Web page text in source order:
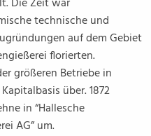
technische und
auf dem Gebiet
florierten.
größeren Betriebe in
über. 1872
in “Hallesche
AG” um.